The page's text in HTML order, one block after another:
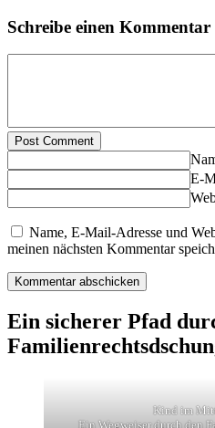
Schreibe einen Kommentar
Post Comment
E-
Name, E-Mail-Adresse und
meinen nächsten Kommentar
Ein sicherer Pfad
Kind im
Ein Wegweiser durch den